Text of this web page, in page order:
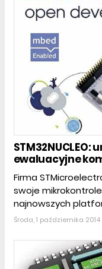
ewaluacyjne
Firma
swoje
najnowszych
Środa, 1 października 2014